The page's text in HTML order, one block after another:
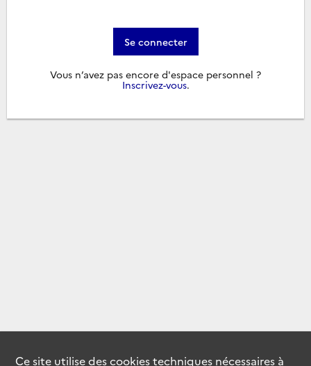
Se connecter
Vous n’avez pas encore d'espace personnel ?
Inscrivez-vous.
Ce site utilise descookiestechniques nécessaires à